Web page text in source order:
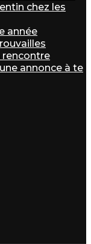
chez les
année
rencontre
annonce à te